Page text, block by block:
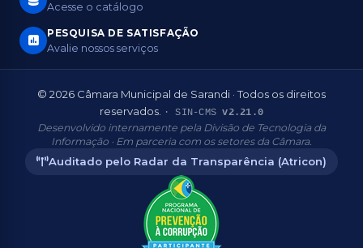
Acesse o catálogo
PESQUISA DE SATISFAÇÃO
Avalie nossos serviços
© 2026 Câmara Municipal de Sarandi · Todos os direitos
reservados.
· SIN-CMSv2.21.0
Desenvolvido internamente pela Divisão de Tecnologia da
Informação · Em parceria com os setores da Câmara.
Auditado pelo Radar da Transparência (Atricon)
Aderente